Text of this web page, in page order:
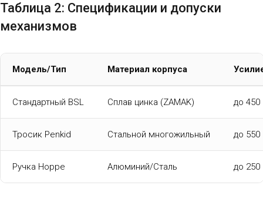
Таблица 2: Спецификации и допуски
механизмов
Модель/Тип Материал корпуса
Стандартный BSL Сплав цинка (ZAMAK) до 450
Тросик Penkid Стальной многожильный до 550
Ручка Hoppe Алюминий/Сталь до 250